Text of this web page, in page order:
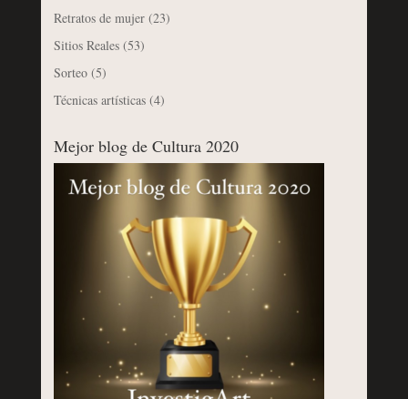
Retratos de mujer(23)
Sitios Reales(53)
Sorteo(5)
Técnicas artísticas(4)
Mejor blog de Cultura 2020